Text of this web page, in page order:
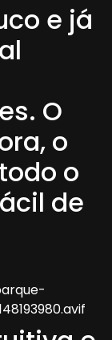
e já
O
o
o
de